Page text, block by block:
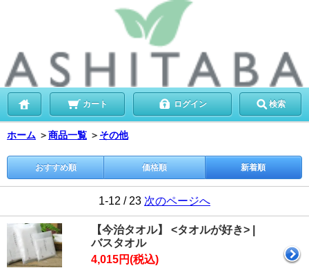
カート ログイン 検索
ホーム ＞商品一覧 ＞ その他
おすすめ順 価格順 新着順
1-12 / 23 次のページへ
【今治タオル】 <タオルが好き> |
バスタオル
4,015円(税込)